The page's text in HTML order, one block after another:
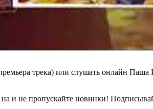
трека) или слушать онлайн
и не пропускайте новинки!